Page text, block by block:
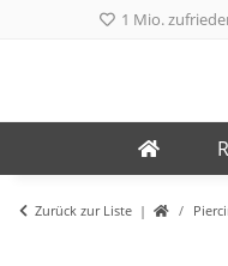
1 Mio.
Zurück zur Liste